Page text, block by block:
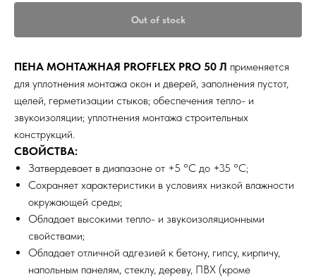
Out of stock
ПЕНА МОНТАЖНАЯ PROFFLEX PRO 50 Л применяется
для уплотнения монтажа окон и дверей, заполнения пустот,
щелей, герметизации стыков; обеспечения тепло- и
звукоизоляции; уплотнения монтажа строительных
конструкций.
СВОЙСТВА:
Затвердевает в диапазоне от +5 °С до +35 °С;
Сохраняет характеристики в условиях низкой влажности
окружающей среды;
Обладает высокими тепло- и звукоизоляционными
свойствами;
Обладает отличной адгезией к бетону, гипсу, кирпичу,
напольным панелям, стеклу, дереву, ПВХ (кроме